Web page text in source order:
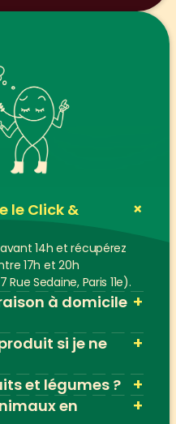
le Click &
+
14h et récupérez
17h et 20h
Sedaine, Paris 11e).
à domicile +
si je ne
+
et légumes ? +
en
+